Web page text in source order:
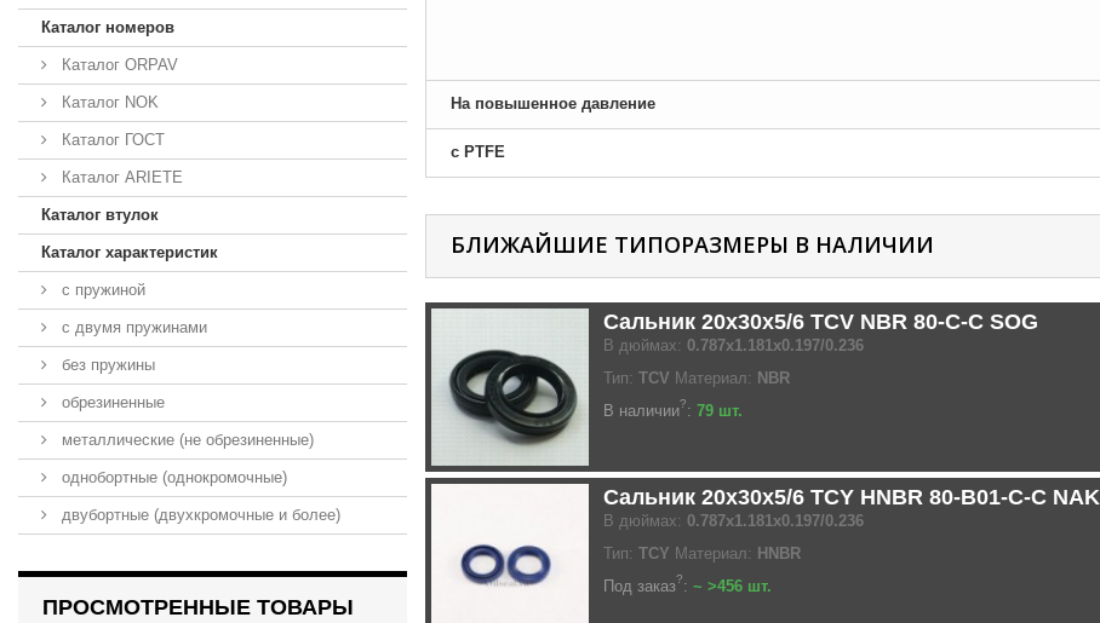
Каталог номеров
Каталог ORPAV
Каталог NOK
Каталог ГОСТ
Каталог ARIETE
Каталог втулок
Каталог характеристик
с пружиной
с двумя пружинами
без пружины
обрезиненные
металлические (не обрезиненные)
однобортные (однокромочные)
двубортные (двухкромочные и более)
ПРОСМОТРЕННЫЕ ТОВАРЫ
На повышенное давление
с PTFE
БЛИЖАЙШИЕ ТИПОРАЗМЕРЫ В НАЛИЧИИ
Сальник 20x30x5/6 TCV NBR 80-C-C SOG
В дюймах: 0.787x1.181x0.197/0.236
Тип: TCV Материал: NBR
В наличии?: 79 шт.
Сальник 20x30x5/6 TCY HNBR 80-B01-C-C NAK
В дюймах: 0.787x1.181x0.197/0.236
Тип: TCY Материал: HNBR
Под заказ?: ~ >456 шт.